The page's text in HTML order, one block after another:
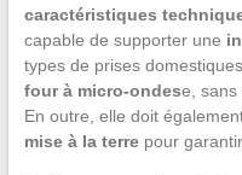
caractéristiques
capable de supporter une
types de prises
four à micro-ondese, sans
En outre, elle doit
mise à la terrepour